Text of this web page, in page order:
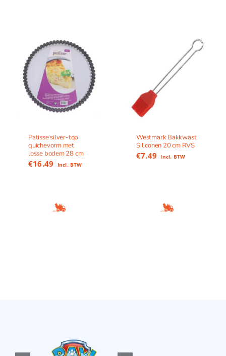
Patisse silver-top
quichevorm met
losse bodem 28 cm
€16.49 Incl. BTW
Westmark Bakkwast
Siliconen 20 cm RVS
€7.49 Incl. BTW